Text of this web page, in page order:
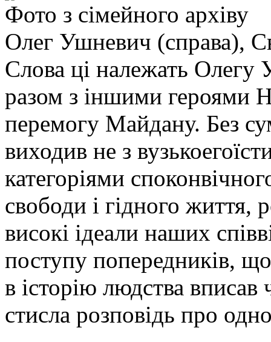
Фото з сімейного архіву
Олег Ушневич (справа),
Слова ці належать
разом з іншими героями
перемогу Майдану. Без
виходив не з
категоріями
свободи і гідного життя,
високі ідеали наших
поступу попередників, що
в історію людства вписав
стисла розповідь про